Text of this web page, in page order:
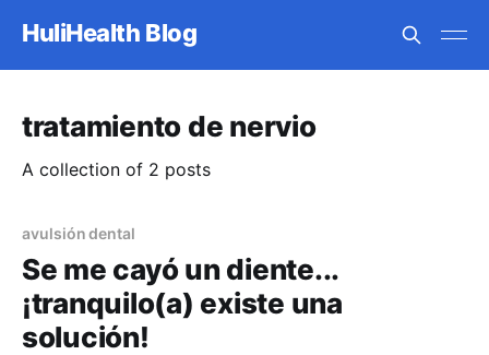
HuliHealth Blog
tratamiento de nervio
A collection of 2 posts
avulsión dental
Se me cayó un diente...
¡tranquilo(a) existe una
solución!